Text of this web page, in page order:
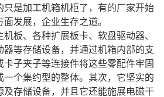
只是加工机箱机柜了，有的厂家开始
发展，企业生存之道。
板、各种扩展板卡、软盘驱动器、
器等存储设备，并通过机箱内部的支
子夹子等连接件将这些零配件牢固
一个集约型的整体。其次，它坚实的
及存储设备，并且它还能施展电磁干